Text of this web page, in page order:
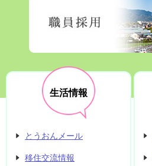
生活情報
とうおんメール
移住交流情報